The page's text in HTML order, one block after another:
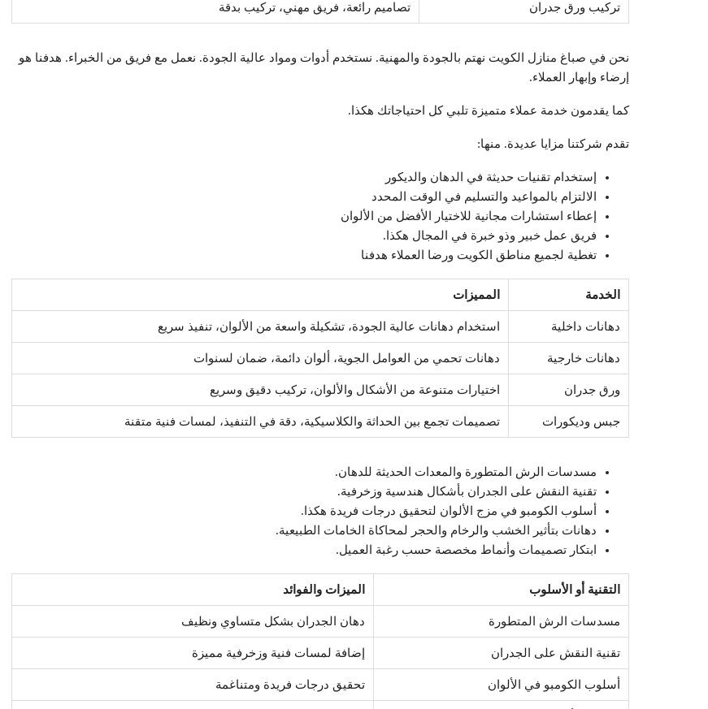
تركيب ورق جدران تصاميم رائعة، فريق مهني، تركيب بدقة
نحن في صباغ منازل الكويت نهتم بالجودة والمهنية. نستخدم أدوات ومواد عالية الجودة. نعمل مع فريق من الخبراء. هدفنا هو
إرضاء وإبهار العملاء.
كما يقدمون خدمة عملاء متميزة تلبي كل احتياجاتك هكذا.
تقدم شركتنا مزايا عديدة. منها:
إستخدام تقنيات حديثة في الدهان والديكور
الالتزام بالمواعيد والتسليم في الوقت المحدد
إعطاء استشارات مجانية للاختيار الأفضل من الألوان
فريق عمل خبير وذو خبرة في المجال هكذا.
تغطية لجميع مناطق الكويت ورضا العملاء هدفنا
الخدمة المميزات
دهانات داخلية استخدام دهانات عالية الجودة، تشكيلة واسعة من الألوان، تنفيذ سريع
دهانات خارجية دهانات تحمي من العوامل الجوية، ألوان دائمة، ضمان لسنوات
ورق جدران اختيارات متنوعة من الأشكال والألوان، تركيب دقيق وسريع
جبس وديكورات تصميمات تجمع بين الحداثة والكلاسيكية، دقة في التنفيذ، لمسات فنية متقنة
مسدسات الرش المتطورة والمعدات الحديثة للدهان.
تقنية النقش على الجدران بأشكال هندسية وزخرفية.
أسلوب الكومبو في مزج الألوان لتحقيق درجات فريدة هكذا.
دهانات بتأثير الخشب والرخام والحجر لمحاكاة الخامات الطبيعية.
ابتكار تصميمات وأنماط مخصصة حسب رغبة العميل.
التقنية أو الأسلوب الميزات والفوائد
مسدسات الرش المتطورة دهان الجدران بشكل متساوي ونظيف
تقنية النقش على الجدران إضافة لمسات فنية وزخرفية مميزة
أسلوب الكومبو في الألوان تحقيق درجات فريدة ومتناغمة